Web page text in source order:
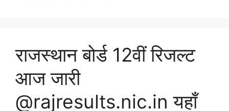
राजस्थान बोर्ड 12वीं रिजल्ट
आज जारी
@rajresults.nic.in यहाँ